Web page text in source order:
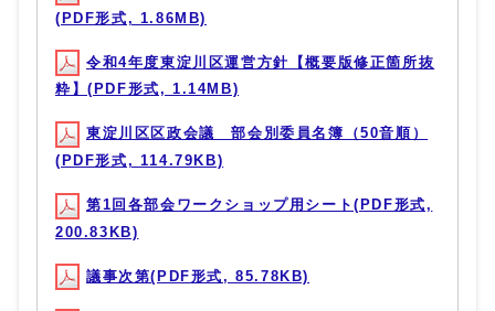
(PDF形式, 1.86MB)
令和4年度東淀川区運営方針【概要版修正箇所抜
粋】(PDF形式, 1.14MB)
東淀川区区政会議 部会別委員名簿（50音順）
(PDF形式, 114.79KB)
第1回各部会ワークショップ用シート(PDF形式,
200.83KB)
議事次第(PDF形式, 85.78KB)